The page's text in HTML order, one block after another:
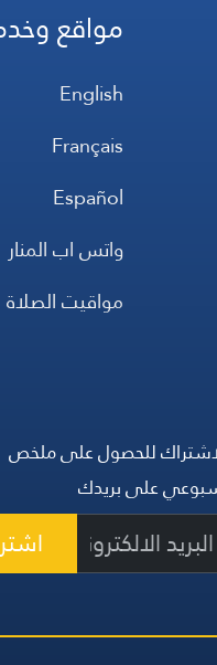
مواقع
English
Français
Español
واتس اب المنار
مواقيت الصلاة
للحصول على ملخص
على بريدك